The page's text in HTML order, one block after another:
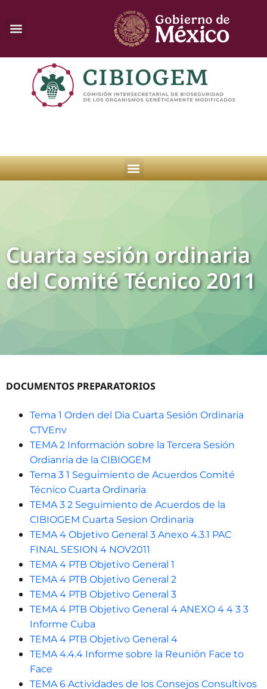
Cuarta sesión ordinaria
del Comité Técnico 2011
DOCUMENTOS PREPARATORIOS
Tema 1 Orden del Dia Cuarta Sesión Ordinaria
CTVEnv
TEMA 2 Información sobre la Tercera Sesión
Ordianria de la CIBIOGEM
Tema 3 1 Seguimiento de Acuerdos Comité
Técnico Cuarta Ordinaria
TEMA 3 2 Seguimiento de Acuerdos de la
CIBIOGEM Cuarta Sesion Ordinaria
TEMA 4 Objetivo General 3 Anexo 4.3.1 PAC
FINAL SESION 4 NOV2011
TEMA 4 PTB Objetivo General 1
TEMA 4 PTB Objetivo General 2
TEMA 4 PTB Objetivo General 3
TEMA 4 PTB Objetivo General 4 ANEXO 4 4 3 3
Informe Cuba
TEMA 4 PTB Objetivo General 4
TEMA 4.4.4 Informe sobre la Reunión Face to
Face
TEMA 6 Actividades de los Consejos Consultivos